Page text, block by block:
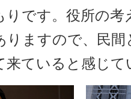
りです。役所の考
りますので、民
来ていると感じて